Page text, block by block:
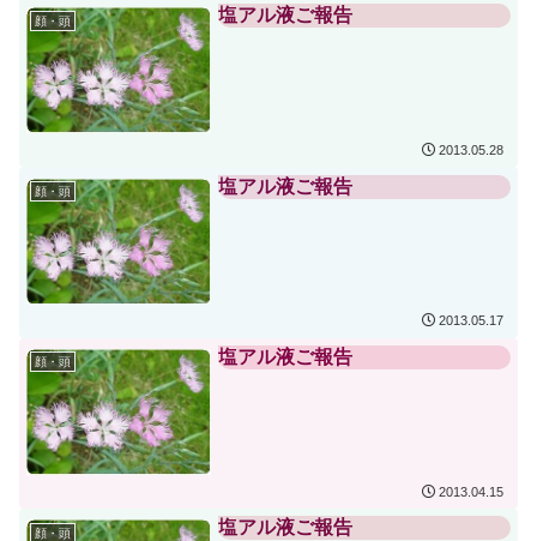
顔・頭 塩アル液ご報告
2013.05.28
顔・頭 塩アル液ご報告
2013.05.17
顔・頭 塩アル液ご報告
2013.04.15
顔・頭 塩アル液ご報告